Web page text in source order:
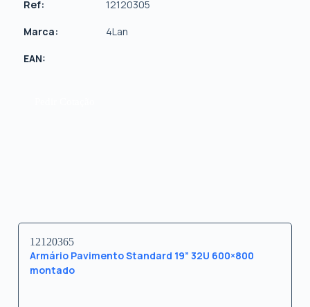
Ref: 12120305
Marca: 4Lan
EAN:
12120365
Armário Pavimento Standard 19” 32U 600×800
montado